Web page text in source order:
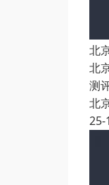
北
北
测
北
25-